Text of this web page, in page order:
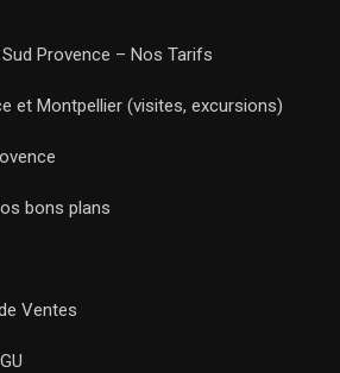
Provence – Nos Tarifs
et Montpellier (visites, excursions)
bons plans
Ventes